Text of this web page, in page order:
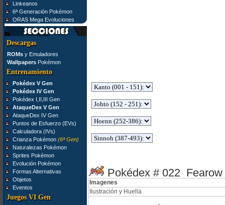
Linkeanos
6ª Generación Pokémon
ORAS Mega Evoluciones
Descargas
ROMsy Emuladores
WallpapersPokémon
Entrenamiento
Pokédex V Gen
Pokédex IV Gen
Pokédex I,II,III Gen
AtaqueDex V Gen
AtaqueDex IV Gen
Puntos de Esfuerzo (EVs)
Calculadora (IVs)
Crianza Pokémon (6ª Gen)
Naturalezas Pokémon
Sprites Pokémon
Evolución Pokémon
Formas Alternativas
Objetos
Eventos
Juegos VI Gen
Pokédex # 022 Fearow
Imagenes
Ilustración y Huella